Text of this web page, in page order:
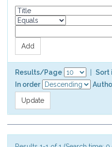
Results/Page
Sort
In order